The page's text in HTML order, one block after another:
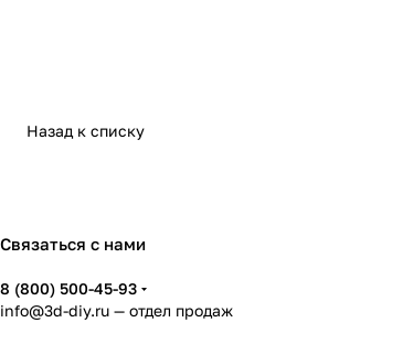
Назад к списку
Связаться с нами
8 (800) 500-45-93
info@3d-diy.ru — отдел продаж